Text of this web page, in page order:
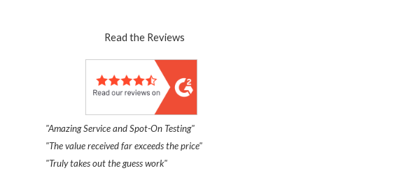
Read the Reviews
"Amazing Service and Spot-On Testing"
"The value received far exceeds the price"
"Truly takes out the guess work"